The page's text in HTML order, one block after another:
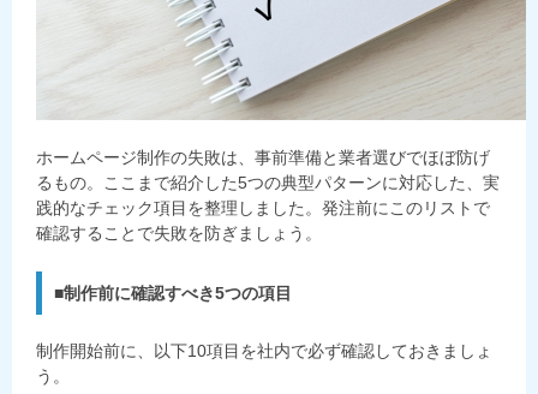
ホームページ制作の失敗は、事前準備と業者選びでほぼ防げ
るもの。ここまで紹介した5つの典型パターンに対応した、実
践的なチェック項目を整理しました。発注前にこのリストで
確認することで失敗を防ぎましょう。
■制作前に確認すべき5つの項目
制作開始前に、以下10項目を社内で必ず確認しておきましょ
う。